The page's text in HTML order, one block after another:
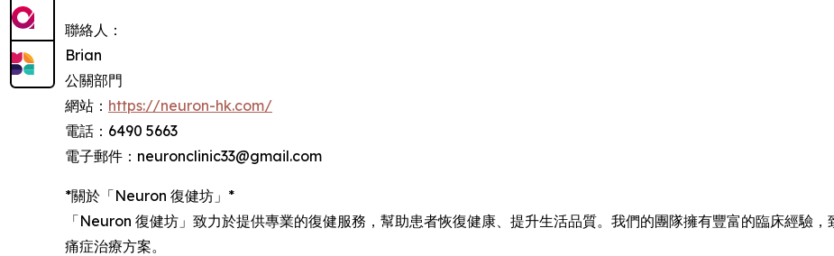
聯絡人：
Brian
公關部門
網站： https://neuron-hk.com/
電話：6490 5663
電子郵件：neuronclinic33@gmail.com
*關於「Neuron 復健坊」*
「Neuron 復健坊」致力於提供專業的復健服務，幫助患者恢復健康、提升生活品質。我們的團隊擁有豐富的臨床經驗
痛症治療方案。